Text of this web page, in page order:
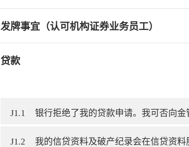
发牌事宜（认可机构证券业务员工）
贷款
J1.1 银行拒绝了我的贷款申请。我可否向
J1.2 我的信贷资料及破产纪录会在信贷资料